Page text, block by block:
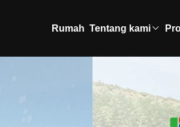
Rumah Tentang kami